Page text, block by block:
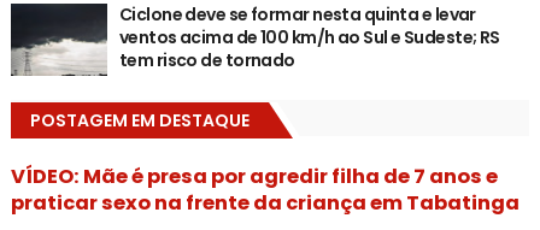
Ciclone deve se formar nesta quinta e levar
ventos acima de 100 km/h ao Sul e Sudeste; RS
tem risco de tornado
POSTAGEM EM DESTAQUE
VÍDEO: Mãe é presa por agredir filha de 7 anos e
praticar sexo na frente da criança em Tabatinga